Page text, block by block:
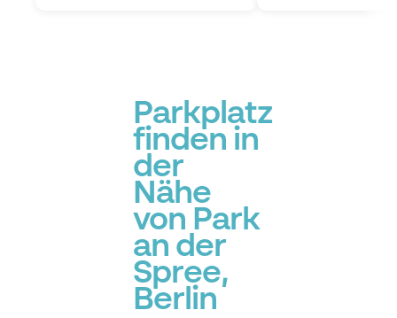
Parkplatz
finden in
der
Nähe
von Park
an der
Spree,
Berlin